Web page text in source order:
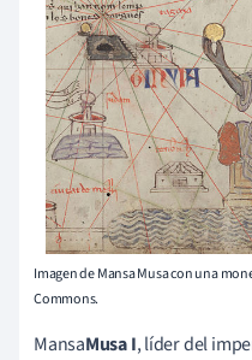
Imagen de Mansa Musa con una
Commons.
MansaMusa I, líder del